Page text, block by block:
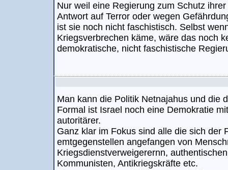
Nur weil eine Regierung zum Schutz
Antwort auf Terror oder wegen
ist sie noch nicht faschistisch. Selbst
Kriegsverbrechen käme, wäre das noch
demokratische, nicht faschistische
Man kann die Politik Netnajahus und die
Formal ist Israel noch eine Demokratie
autoritärer.
Ganz klar im Fokus sind alle die sich der
emtgegenstellen angefangen von
Kriegsdienstverweigerernn,
Kommunisten, Antikriegskräfte etc.